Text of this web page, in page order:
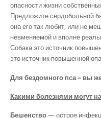
опасности жизни
Предложите сердобольной
она его так любит, или не
невменяемой и вполне
Собака это источник
это источник повышенной
Для бездомного пса – вы
Какими болезнями могут
Бешенство— острое